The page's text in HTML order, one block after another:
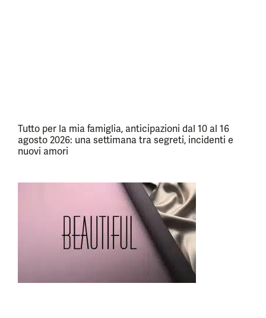
Tutto per la mia famiglia, anticipazioni dal 10 al 16
agosto 2026: una settimana tra segreti, incidenti e
nuovi amori